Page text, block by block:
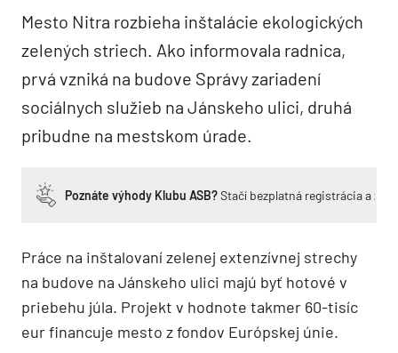
Mesto Nitra rozbieha inštalácie ekologických
zelených striech. Ako informovala radnica,
prvá vzniká na budove Správy zariadení
sociálnych služieb na Jánskeho ulici, druhá
pribudne na mestskom úrade.
Poznáte výhody Klubu ASB?Stačí bezplatná registrácia a
Práce na inštalovaní zelenej extenzívnej strechy
na budove na Jánskeho ulici majú byť hotové v
priebehu júla. Projekt v hodnote takmer 60-tisíc
eur financuje mesto z fondov Európskej únie.